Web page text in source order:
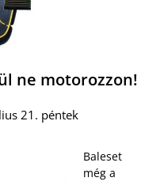
ne motorozzon!
21. péntek
Baleset
még a